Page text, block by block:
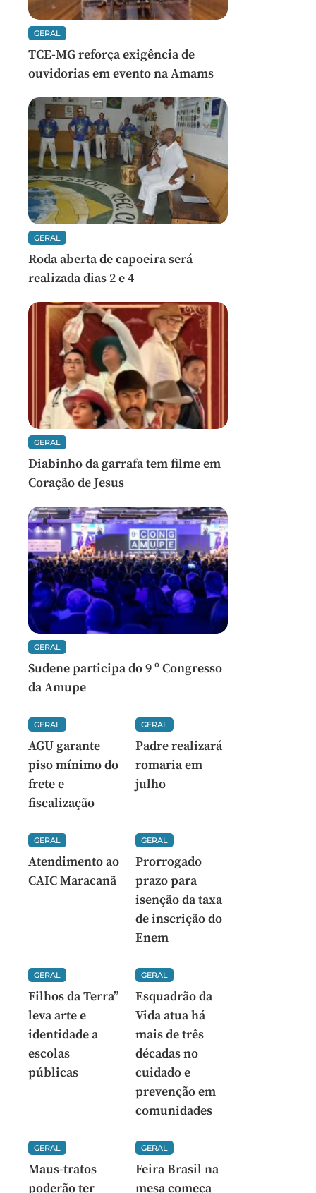
GERAL
TCE-MG reforça exigência de
ouvidorias em evento na Amams
GERAL
Roda aberta de capoeira será
realizada dias 2 e 4
GERAL
Diabinho da garrafa tem filme em
Coração de Jesus
GERAL
Sudene participa do 9 º Congresso
da Amupe
GERAL
AGU garante
piso mínimo do
frete e
fiscalização
GERAL
Padre realizará
romaria em
julho
GERAL
Atendimento ao
CAIC Maracanã
GERAL
Prorrogado
prazo para
isenção da taxa
de inscrição do
Enem
GERAL
Filhos da Terra”
leva arte e
identidade a
escolas
públicas
GERAL
Esquadrão da
Vida atua há
mais de três
décadas no
cuidado e
prevenção em
comunidades
GERAL
Maus-tratos
poderão ter
GERAL
Feira Brasil na
mesa começa